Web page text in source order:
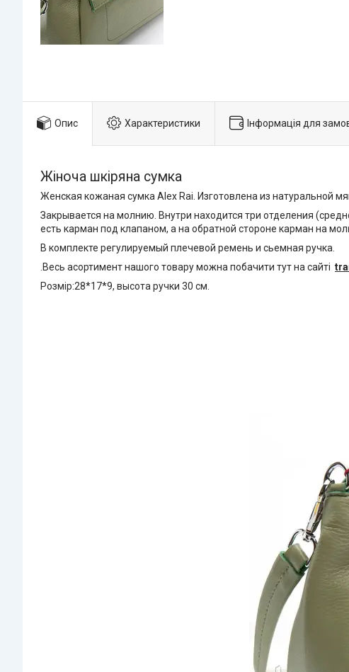
Опис Характеристики Інформація для
Жіноча шкіряна сумка
Женская кожаная сумка Alex Rai. Изготовлена из натуральной
Закрывается на молнию. Внутри находится три отделения
есть карман под клапаном, а на обратной стороне карман на
В комплекте регулируемый плечевой ремень и сьемная ручка.
.Весь асортимент нашого товару можна побачити тут на сайті
Розмір:28*17*9, высота ручки 30 см.